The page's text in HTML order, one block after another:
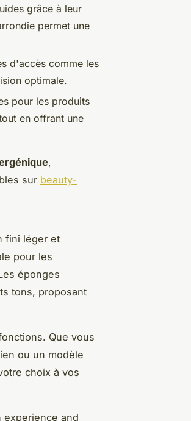
grâce à leur
permet une
d'accès comme les
optimale.
pour les produits
en offrant une
,
sur beauty-
fini léger et
pour les
éponges
tons, proposant
Que vous
ou un modèle
choix à vos
experience and